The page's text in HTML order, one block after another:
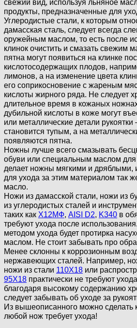
свежий вид, используя льняное
продукты, предназначенные для
Углеродистые стали, к которым
дамасская сталь, следует всегда
оружейным маслом, то есть после
клинок очистить и смазать свежим
пятна могут появиться на клинке
кислотосодержащих плодов,
лимонов, а на изменение цвета
его соприкосновение с жареным
кислоты жирного ряда. Не следует
длительное время в кожаных
дубильной кислоты в коже могут
или металлические детали
становится тупым, а на
появляются пятна.
Ножны лучше всего смазывать
обуви или специальным маслом
делает ножны мягкими и дряблыми,
для ухода за этим материалом так
масло.
Ножи из дамасской стали, ножи из
из углеродистых сталей и
таких как Х12МФ, AISI D2, K340 в
требуют ухода после
методом ухода будет протирка
маслом. Не стоит забывать про
Менее склонны к коррозионным
нержавеющих сталей. Например,
ножи из стали 110Х18 или
95Х18 практически не требуют
благодаря высокому содержанию
следует забывать об уходе за
Из вышеописанного можно сделать
любой нож требует ухода!